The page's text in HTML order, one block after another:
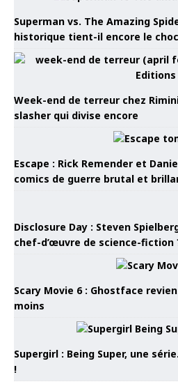
Superman vs. The Amazing
historique tient-il encore le
Week-end de terreur chez
slasher qui divise encore
Escape : Rick Remender et
comics de guerre brutal et
Disclosure Day : Steven
chef-d’œuvre de science-fiction
Scary Movie 6 : Ghostface
moins
Supergirl : Being Super, une
!